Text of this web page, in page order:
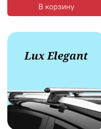
В корзину